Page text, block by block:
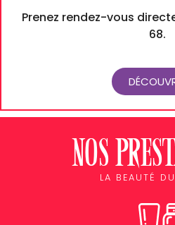
Prenez rendez-vous
68.
Nos
LA BEAUTÉ